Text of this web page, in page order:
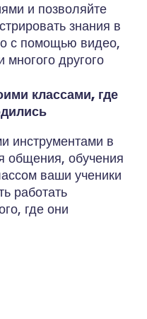
и позволяйте
знания в
с помощью видео,
многого другого
классами, где
инструментами в
общения, обучения
ваши ученики
работать
где они